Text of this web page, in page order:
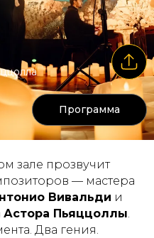
Программа
зале прозвучит
— мастера
Вивальди и
Астора Пьяццоллы.
Два гения.